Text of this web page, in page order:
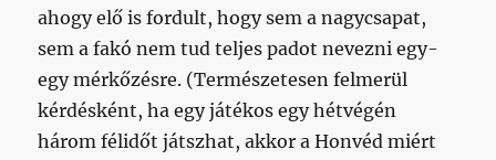
ahogy elő is fordult, hogy sem a nagycsapat,
sem a fakó nem tud teljes padot nevezni egy-
egy mérkőzésre. (Természetesen felmerül
kérdésként, ha egy játékos egy hétvégén
három félidőt játszhat, akkor a Honvéd miért